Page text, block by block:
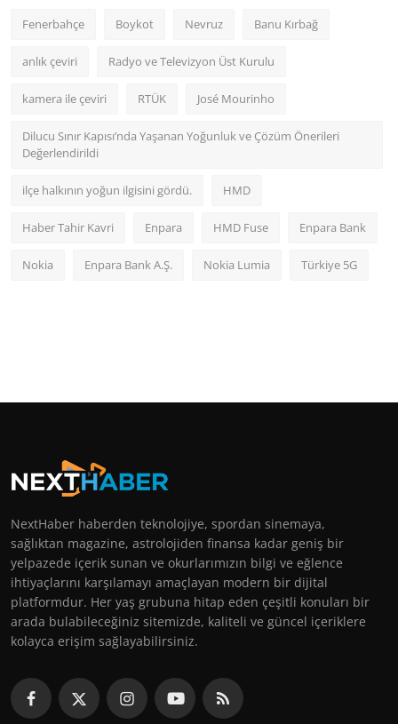
Fenerbahçe Boykot Nevruz Banu Kırbağ
anlık çeviri Radyo ve Televizyon Üst Kurulu
kamera ile çeviri RTÜK José Mourinho
Dilucu Sınır Kapısı’nda Yaşanan Yoğunluk ve Çözüm Önerileri
Değerlendirildi
ilçe halkının yoğun ilgisini gördü. HMD
Haber Tahir Kavri Enpara HMD Fuse Enpara Bank
Nokia Enpara Bank A.Ş. Nokia Lumia Türkiye 5G
NextHaber haberden teknolojiye, spordan sinemaya,
sağlıktan magazine, astrolojiden finansa kadar geniş bir
yelpazede içerik sunan ve okurlarımızın bilgi ve eğlence
ihtiyaçlarını karşılamayı amaçlayan modern bir dijital
platformdur. Her yaş grubuna hitap eden çeşitli konuları bir
arada bulabileceğiniz sitemizde, kaliteli ve güncel içeriklere
kolayca erişim sağlayabilirsiniz.